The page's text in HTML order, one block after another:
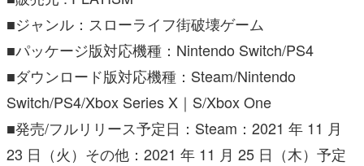
■ジャンル：スローライフ街破壊ゲーム
■パッケージ版対応機種：Nintendo Switch/PS4
■ダウンロード版対応機種：Steam/Nintendo
Switch/PS4/Xbox Series X｜S/Xbox One
■発売/フルリリース予定日：Steam：2021 年 11 月
23 日（火）その他：2021 年 11 月 25 日（木）予定